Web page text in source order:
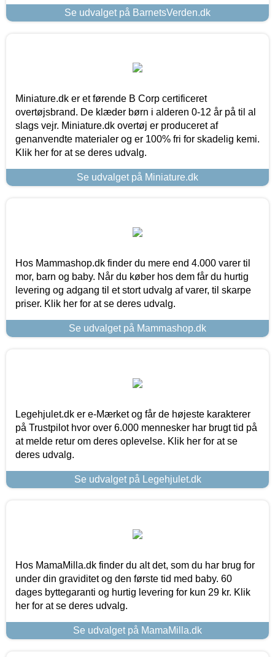
Se udvalget på BarnetsVerden.dk
Miniature.dk er et førende B Corp certificeret
overtøjsbrand. De klæder børn i alderen 0-12 år på til al
slags vejr. Miniature.dk overtøj er produceret af
genanvendte materialer og er 100% fri for skadelig kemi.
Klik her for at se deres udvalg.
Se udvalget på Miniature.dk
Hos Mammashop.dk finder du mere end 4.000 varer til
mor, barn og baby. Når du køber hos dem får du hurtig
levering og adgang til et stort udvalg af varer, til skarpe
priser. Klik her for at se deres udvalg.
Se udvalget på Mammashop.dk
Legehjulet.dk er e-Mærket og får de højeste karakterer
på Trustpilot hvor over 6.000 mennesker har brugt tid på
at melde retur om deres oplevelse. Klik her for at se
deres udvalg.
Se udvalget på Legehjulet.dk
Hos MamaMilla.dk finder du alt det, som du har brug for
under din graviditet og den første tid med baby. 60
dages byttegaranti og hurtig levering for kun 29 kr. Klik
her for at se deres udvalg.
Se udvalget på MamaMilla.dk